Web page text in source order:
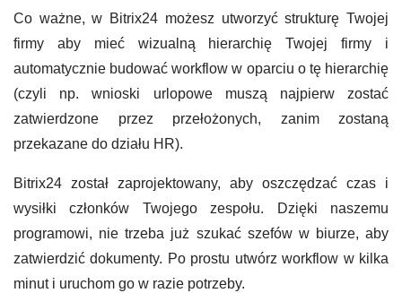
Co ważne, w Bitrix24 możesz utworzyć strukturę Twojej
firmy aby mieć wizualną hierarchię Twojej firmy i
automatycznie budować workflow w oparciu o tę hierarchię
(czyli np. wnioski urlopowe muszą najpierw zostać
zatwierdzone przez przełożonych, zanim zostaną
przekazane do działu HR).
Bitrix24 został zaprojektowany, aby oszczędzać czas i
wysiłki członków Twojego zespołu. Dzięki naszemu
programowi, nie trzeba już szukać szefów w biurze, aby
zatwierdzić dokumenty. Po prostu utwórz workflow w kilka
minut i uruchom go w razie potrzeby.